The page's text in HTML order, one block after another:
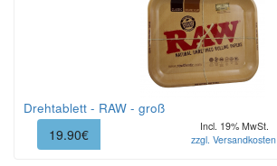
Drehtablett - RAW - groß
19.90€
Incl. 19% MwSt.
zzgl. Versandkosten